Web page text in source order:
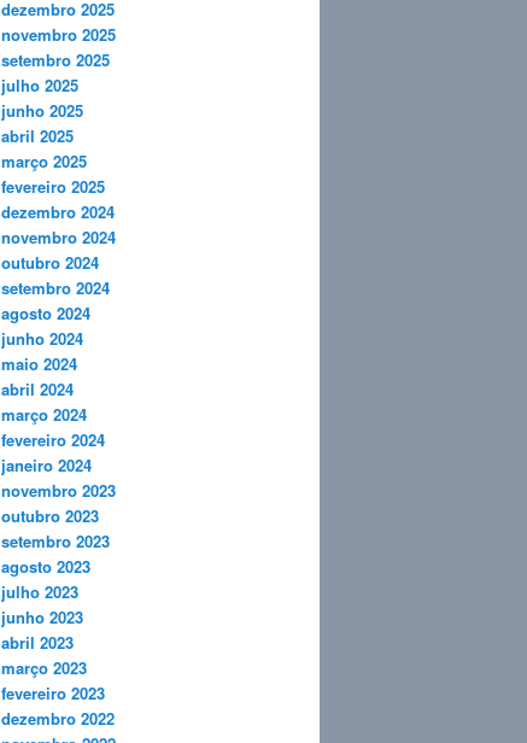
dezembro 2025
novembro 2025
setembro 2025
julho 2025
junho 2025
abril 2025
março 2025
fevereiro 2025
dezembro 2024
novembro 2024
outubro 2024
setembro 2024
agosto 2024
junho 2024
maio 2024
abril 2024
março 2024
fevereiro 2024
janeiro 2024
novembro 2023
outubro 2023
setembro 2023
agosto 2023
julho 2023
junho 2023
abril 2023
março 2023
fevereiro 2023
dezembro 2022